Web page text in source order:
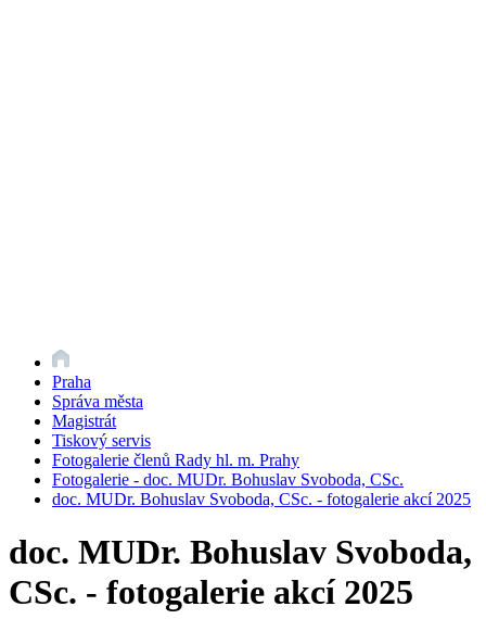
Praha
Správa města
Magistrát
Tiskový servis
Fotogalerie členů Rady hl. m. Prahy
Fotogalerie - doc. MUDr. Bohuslav Svoboda, CSc.
doc. MUDr. Bohuslav Svoboda, CSc. - fotogalerie akcí 2025
doc. MUDr. Bohuslav Svoboda,
CSc. - fotogalerie akcí 2025